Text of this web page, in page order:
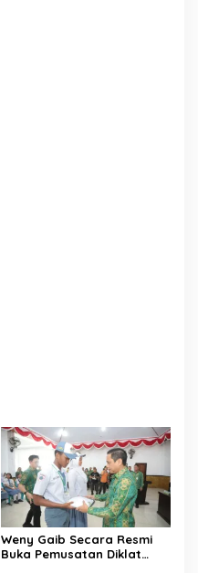
Weny Gaib Secara Resmi
Buka Pemusatan Diklat